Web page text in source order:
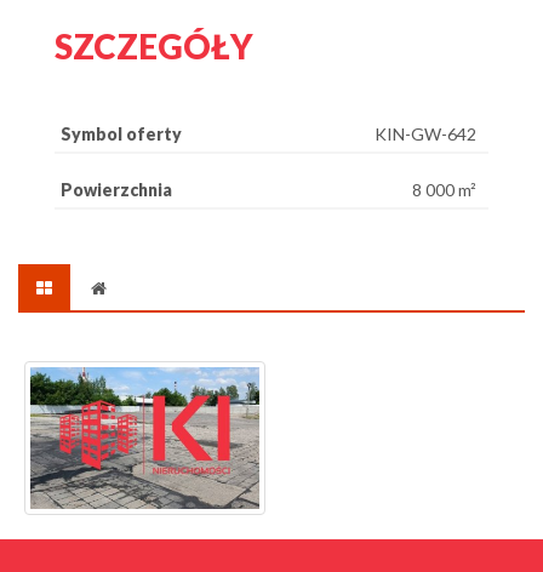
SZCZEGÓŁY
Symbol oferty KIN-GW-642
Powierzchnia 8 000 m²